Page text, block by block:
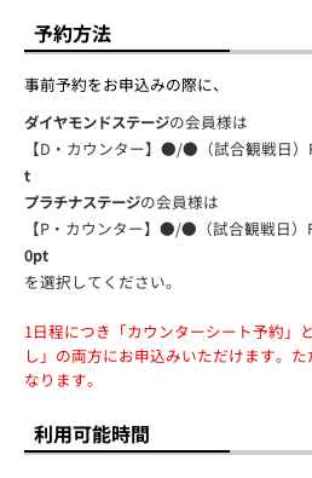
予約方法
事前予約をお申込みの際に、
ダイヤモンドステージの会員様は
【D・カウンター】●/●（試合観戦日）
t
プラチナステージの会員様は
【P・カウンター】●/●（試合観戦日）
0pt
を選択してください。
1日程につき「カウンターシート予約」
し」の両方にお申込みいただけます。
なります。
利用可能時間